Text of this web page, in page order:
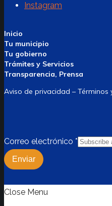
Instagram
Inicio
Tu municipio
Tu gobierno
Trámites y Servicios
Transparencia, Prensa
Aviso de privacidad – Términos
Correo electrónico *
Enviar
Close Menu